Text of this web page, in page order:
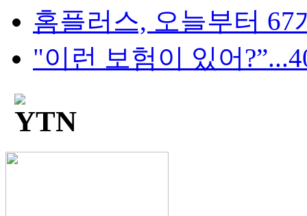
홈플러스, 오늘부터 67
"이런 보험이 있어